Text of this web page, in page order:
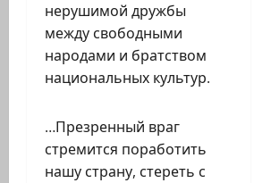
нерушимой дружбы
между свободными
народами и братством
национальных культур.
…Презренный враг
стремится поработить
нашу страну, стереть с